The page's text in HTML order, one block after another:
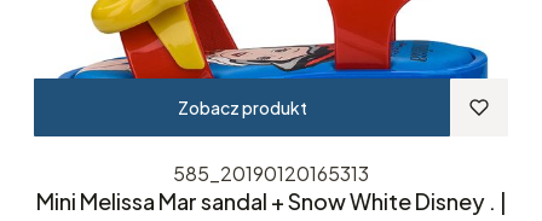
Zobacz produkt
585_20190120165313
Mini Melissa Mar sandal + Snow White Disney . |